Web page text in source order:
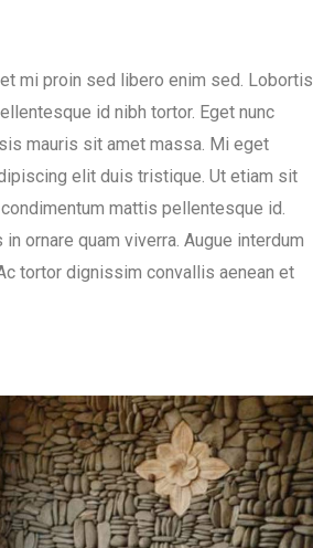
mi proin sed libero enim sed. Lobortis
id nibh tortor. Eget nunc
mauris sit amet massa. Mi eget
elit duis tristique. Ut etiam sit
mattis pellentesque id.
ornare quam viverra. Augue interdum
tortor dignissim convallis aenean et